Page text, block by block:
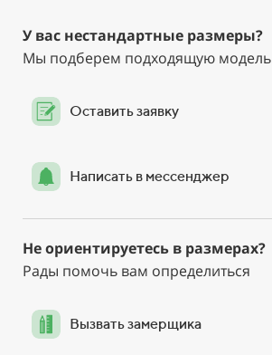
У вас нестандартные размеры?
Мы подберем подходящую модель
Оставить заявку
Написать в мессенджер
Не ориентируетесь в размерах?
Рады помочь вам определиться
Вызвать замерщика